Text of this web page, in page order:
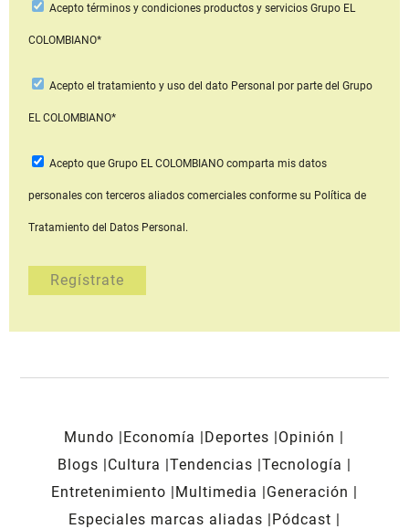
Aceptotérminos y condiciones productos y serviciosGrupo EL
COLOMBIANO*
Acepto el tratamiento y uso del dato Personal por parte del Grupo
EL COLOMBIANO*
Acepto que Grupo EL COLOMBIANOcomparta mis datos
personales con terceros aliados comerciales conforme su Política de
Tratamiento del Datos Personal.
Mundo Economía Deportes
Opinión
Blogs
Cultura Tendencias Tecnología
Entretenimiento
Multimedia
Generación
Especiales marcas aliadas
Pódcast